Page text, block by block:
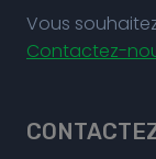
Vous
Contactez-